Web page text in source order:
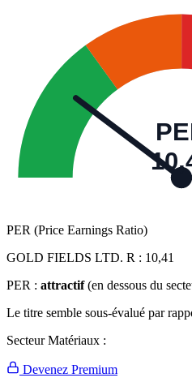
PER (Price Earnings Ratio)
GOLD FIELDS LTD. R : 10,41
PER : attractif (en dessous du
Le titre semble sous-évalué par
Secteur Matériaux :
Devenez Premium